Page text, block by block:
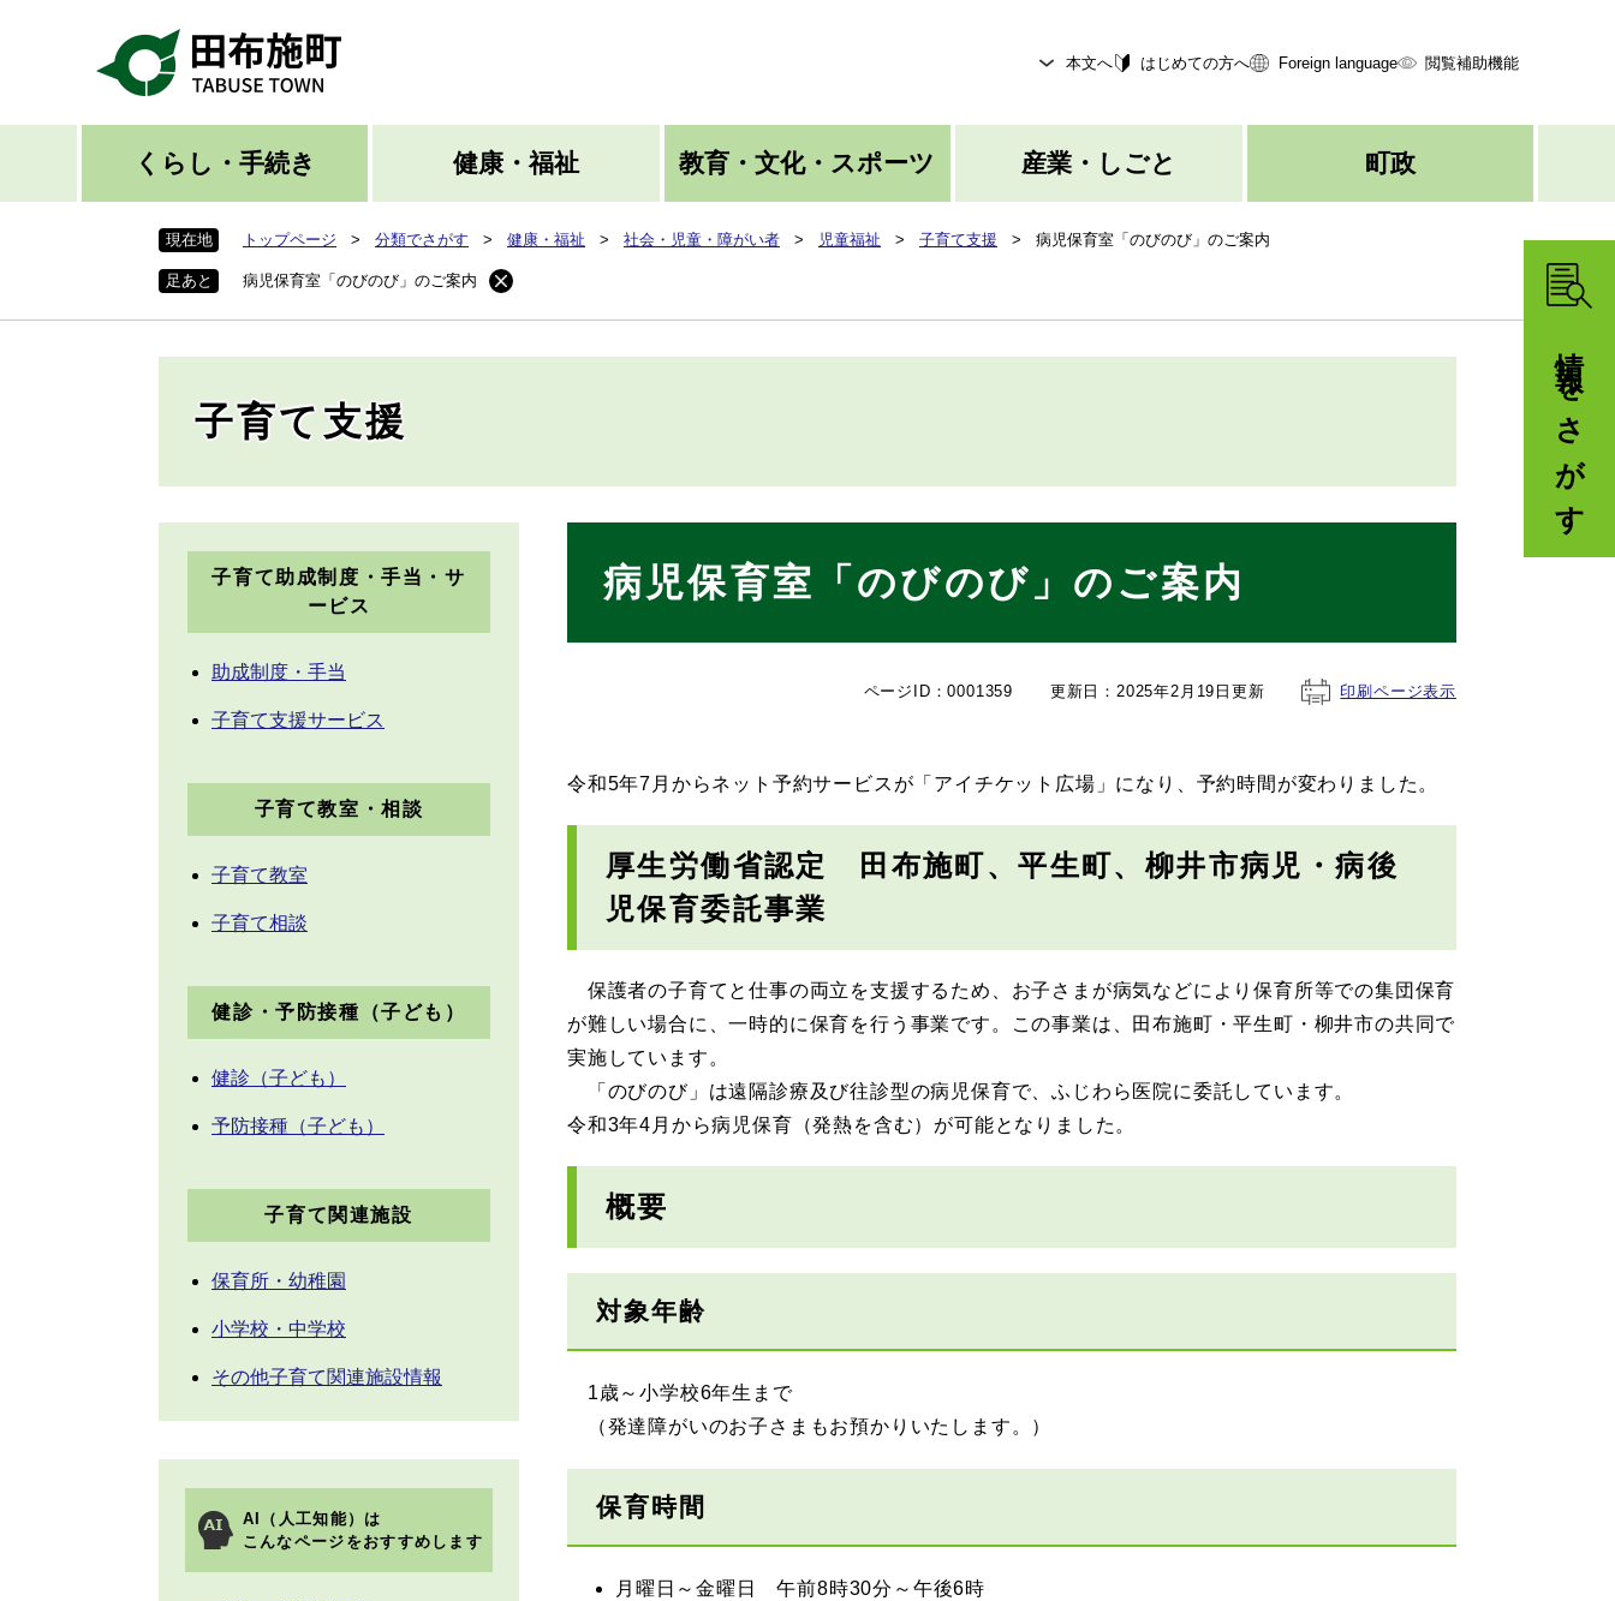
先
情報をさがす
本文へ はじめての方へ Foreign language 閲覧補助機能
くらし・手続き 健康・福祉 教育・文化・スポーツ 産業・しごと 町政
現在地 トップページ > 分類でさがす > 健康・福祉 > 社会・児童・障がい者 > 児童福祉 > 子育て支援 > 病児保育室「のびのび」のご案内
足あと 病児保育室「のびのび」のご案内
子育て支援
病児保育室「のびのび」のご案内
ページID：0001359 更新日：2025年2月19日更新 印刷ページ表示
令和5年7月からネット予約サービスが「アイチケット広場」になり、予約時間が変わりました。
厚生労働省認定 田布施町、平生町、柳井市病児・病後
児保育委託事業
保護者の子育てと仕事の両立を支援するため、お子さまが病気などにより保育所等での集団保育
が難しい場合に、一時的に保育を行う事業です。この事業は、田布施町・平生町・柳井市の共同で
実施しています。
「のびのび」は遠隔診療及び往診型の病児保育で、ふじわら医院に委託しています。
令和3年4月から病児保育（発熱を含む）が可能となりました。
概要
対象年齢
1歳～小学校6年生まで
（発達障がいのお子さまもお預かりいたします。）
保育時間
月曜日～金曜日 午前8時30分～午後6時
子育て助成制度・手当・サ
ービス
助成制度・手当
子育て支援サービス
子育て教室・相談
子育て教室
子育て相談
健診・予防接種（子ども）
健診（子ども）
予防接種（子ども）
子育て関連施設
保育所・幼稚園
小学校・中学校
その他子育て関連施設情報
AI（人工知能）は
こんなページをおすすめします